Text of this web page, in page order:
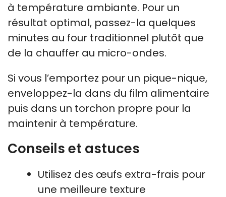
à température ambiante. Pour un
résultat optimal, passez-la quelques
minutes au four traditionnel plutôt que
de la chauffer au micro-ondes.
Si vous l’emportez pour un pique-nique,
enveloppez-la dans du film alimentaire
puis dans un torchon propre pour la
maintenir à température.
Conseils et astuces
Utilisez des œufs extra-frais pour
une meilleure texture